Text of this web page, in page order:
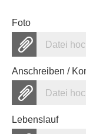
Foto
Datei
Anschreiben /
Datei
Lebenslauf